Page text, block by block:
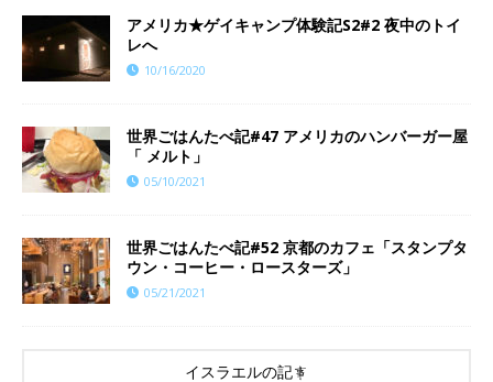
アメリカ★ゲイキャンプ体験記S2#2 夜中のトイ
レへ
10/16/2020
世界ごはんたべ記#47 アメリカのハンバーガー屋
「 メルト」
05/10/2021
世界ごはんたべ記#52 京都のカフェ「スタンプタ
ウン・コーヒー・ロースターズ」
05/21/2021
イスラエルの記事